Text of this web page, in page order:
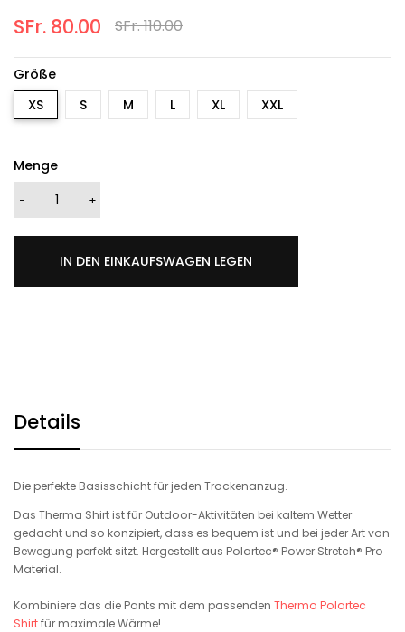
SFr. 80.00 SFr. 110.00
Größe
XS
S M L XL XXL
Menge
− +
IN DEN EINKAUFSWAGEN LEGEN
Details
Die perfekte Basisschicht für jeden Trockenanzug.
Das Therma Shirt ist für Outdoor-Aktivitäten bei kaltem Wetter
gedacht und so konzipiert, dass es bequem ist und bei jeder Art von
Bewegung perfekt sitzt. Hergestellt aus Polartec® Power Stretch® Pro
Material.
Kombiniere das die Pants mit dem passenden Thermo Polartec
Shirtfür maximale Wärme!